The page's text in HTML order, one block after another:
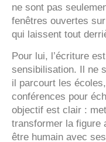
ne sont pas
fenêtres ouvertes
qui laissent tout
Pour lui, l’écriture
sensibilisation. Il ne
il parcourt les
conférences pour
objectif est clair :
transformer la figure
être humain avec